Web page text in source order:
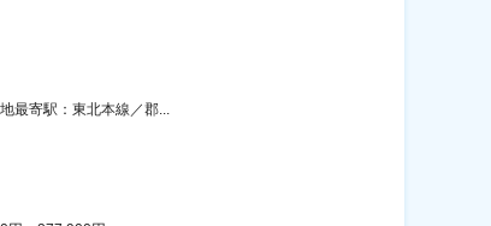
寄駅：東北本線／郡...